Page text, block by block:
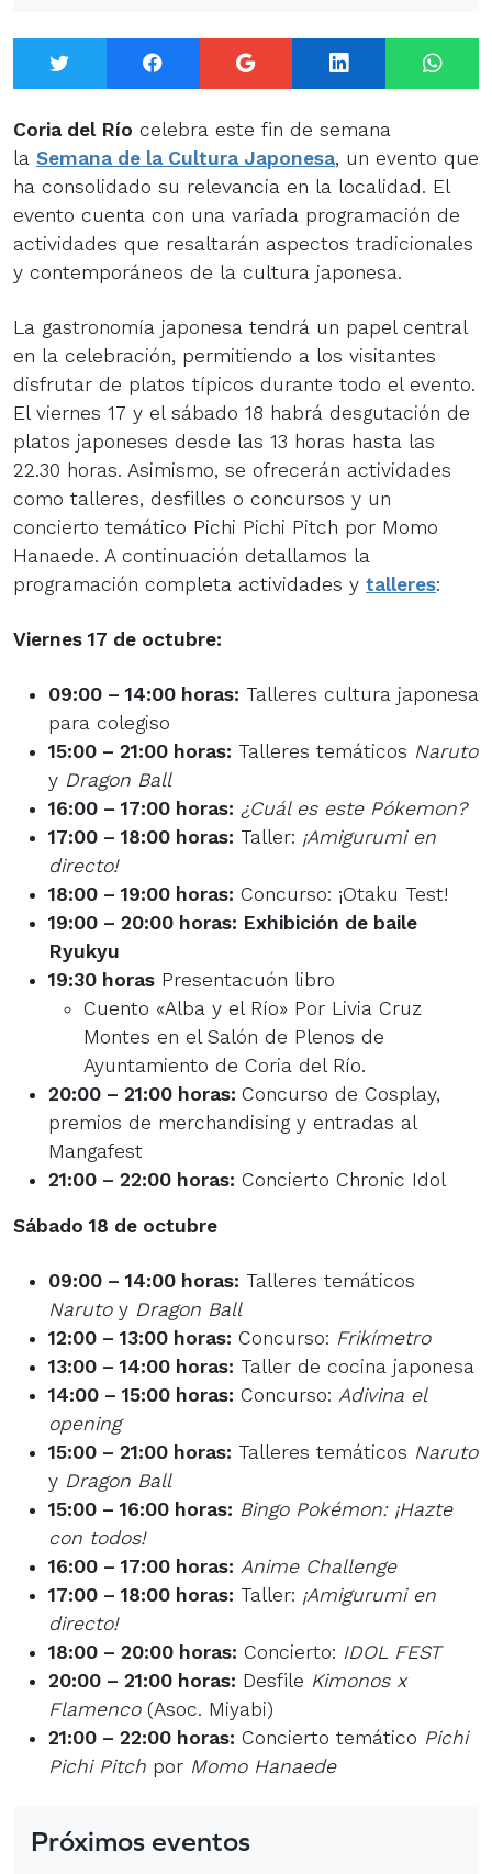
Twitter Facebook Google+ LinkedIn
Coria del Río celebra este fin de semana
la Semana de la Cultura Japonesa, un evento que
ha consolidado su relevancia en la localidad. El
evento cuenta con una variada programación de
actividades que resaltarán aspectos tradicionales
y contemporáneos de la cultura japonesa.
La gastronomía japonesa tendrá un papel central
en la celebración, permitiendo a los visitantes
disfrutar de platos típicos durante todo el evento.
El viernes 17 y el sábado 18 habrá desgutación de
platos japoneses desde las 13 horas hasta las
22.30 horas. Asimismo, se ofrecerán actividades
como talleres, desfilles o concursos y un
concierto temático Pichi Pichi Pitch por Momo
Hanaede. A continuación detallamos la
programación completa actividades y talleres:
Viernes 17 de octubre:
09:00 – 14:00 horas: Talleres cultura japonesa
para colegiso
15:00 – 21:00 horas: Talleres temáticos Naruto
y Dragon Ball
16:00 – 17:00 horas: ¿Cuál es este Pókemon?
17:00 – 18:00 horas: Taller: ¡Amigurumi en
directo!
18:00 – 19:00 horas: Concurso: ¡Otaku Test!
19:00 – 20:00 horas: Exhibición de baile
Ryukyu
19:30 horas Presentacuón libro
Cuento «Alba y el Río» Por Livia Cruz
Montes en el Salón de Plenos de
Ayuntamiento de Coria del Río.
20:00 – 21:00 horas: Concurso de Cosplay,
premios de merchandising y entradas al
Mangafest
21:00 – 22:00 horas: Concierto Chronic Idol
Sábado 18 de octubre
09:00 – 14:00 horas: Talleres temáticos
Narutoy Dragon Ball
12:00 – 13:00 horas: Concurso: Frikímetro
13:00 – 14:00 horas: Taller de cocina japonesa
14:00 – 15:00 horas: Concurso: Adivina el
opening
15:00 – 21:00 horas: Talleres temáticos Naruto
y Dragon Ball
15:00 – 16:00 horas: Bingo Pokémon: ¡Hazte
con todos!
16:00 – 17:00 horas: Anime Challenge
17:00 – 18:00 horas: Taller: ¡Amigurumi en
directo!
18:00 – 20:00 horas: Concierto: IDOL FEST
20:00 – 21:00 horas: Desfile Kimonos x
Flamenco(Asoc. Miyabi)
21:00 – 22:00 horas: Concierto temático Pichi
Pichi Pitch por Momo Hanaede
Próximos eventos